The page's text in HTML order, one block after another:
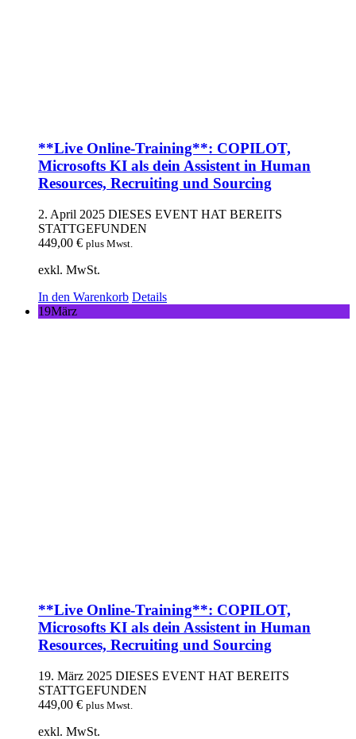
**Live Online-Training**: COPILOT,
Microsofts KI als dein Assistent in Human
Resources, Recruiting und Sourcing
2. April 2025 DIESES EVENT HAT BEREITS
STATTGEFUNDEN
449,00 € plus Mwst.
exkl. MwSt.
In den Warenkorb Details
19März
**Live Online-Training**: COPILOT,
Microsofts KI als dein Assistent in Human
Resources, Recruiting und Sourcing
19. März 2025 DIESES EVENT HAT BEREITS
STATTGEFUNDEN
449,00 € plus Mwst.
exkl. MwSt.